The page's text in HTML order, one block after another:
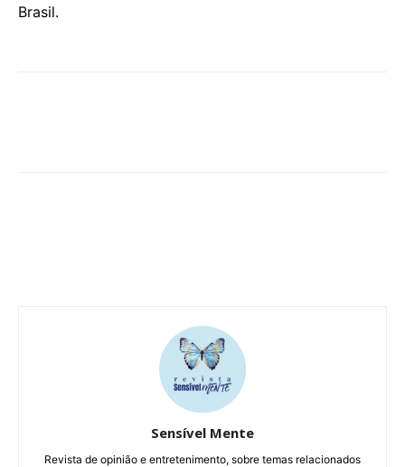
Brasil.
Sensível Mente
Revista de opinião e entretenimento, sobre temas relacionados